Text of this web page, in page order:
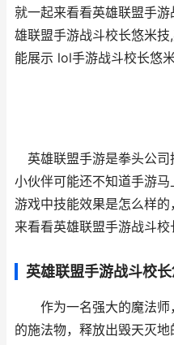
就一起来看看英雄联盟手
雄联盟手游战斗校长悠米
能展示 lol手游战斗校长悠
英雄联盟手游是拳头公司
小伙伴可能还不知道手游
游戏中技能效果是怎么样
来看看英雄联盟手游战斗校
英雄联盟手游战斗校
作为一名强大的魔法师
的施法物，释放出毁天灭